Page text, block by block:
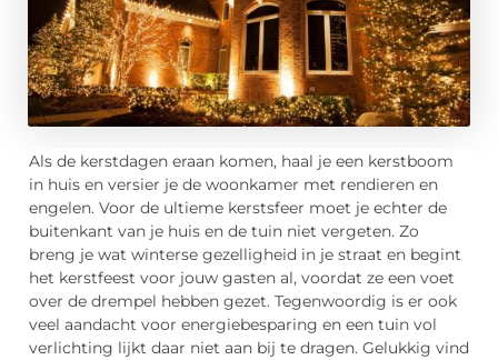
Als de kerstdagen eraan komen, haal je een kerstboom
in huis en versier je de woonkamer met rendieren en
engelen. Voor de ultieme kerstsfeer moet je echter de
buitenkant van je huis en de tuin niet vergeten. Zo
breng je wat winterse gezelligheid in je straat en begint
het kerstfeest voor jouw gasten al, voordat ze een voet
over de drempel hebben gezet. Tegenwoordig is er ook
veel aandacht voor energiebesparing en een tuin vol
verlichting lijkt daar niet aan bij te dragen. Gelukkig vind